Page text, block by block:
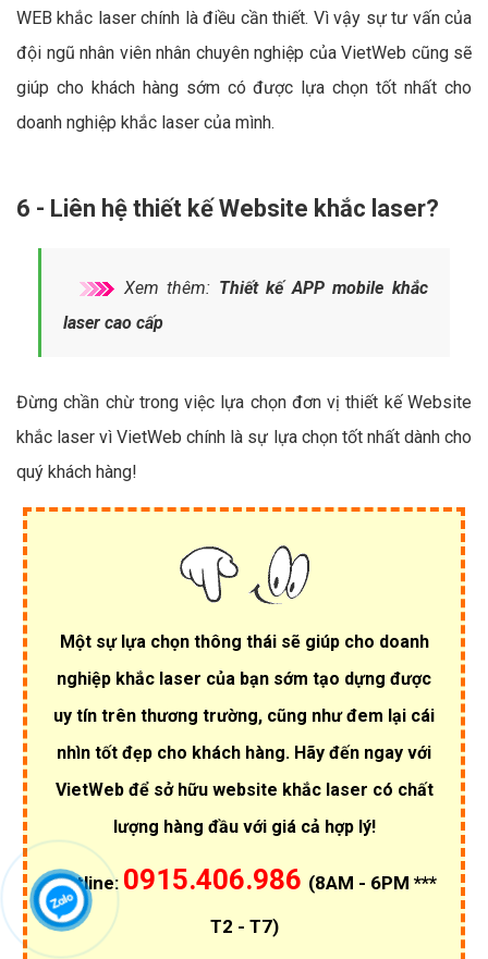
WEB khắc laser chính là điều cần thiết. Vì vậy sự tư vấn của
đội ngũ nhân viên nhân chuyên nghiệp của VietWeb cũng sẽ
giúp cho khách hàng sớm có được lựa chọn tốt nhất cho
doanh nghiệp khắc laser của mình.
6 - Liên hệ thiết kế Website khắc laser?
Xem thêm: Thiết kế APP mobile khắc
laser cao cấp
Đừng chần chừ trong việc lựa chọn đơn vị thiết kế Website
khắc laser vì VietWeb chính là sự lựa chọn tốt nhất dành cho
quý khách hàng!
Một sự lựa chọn thông thái sẽ giúp cho doanh
nghiệp khắc laser của bạn sớm tạo dựng được
uy tín trên thương trường, cũng như đem lại cái
nhìn tốt đẹp cho khách hàng. Hãy đến ngay với
VietWeb để sở hữu website khắc laser có chất
lượng hàng đầu với giá cả hợp lý!
Hotline: 0915.406.986 (8AM - 6PM ***
T2 - T7)